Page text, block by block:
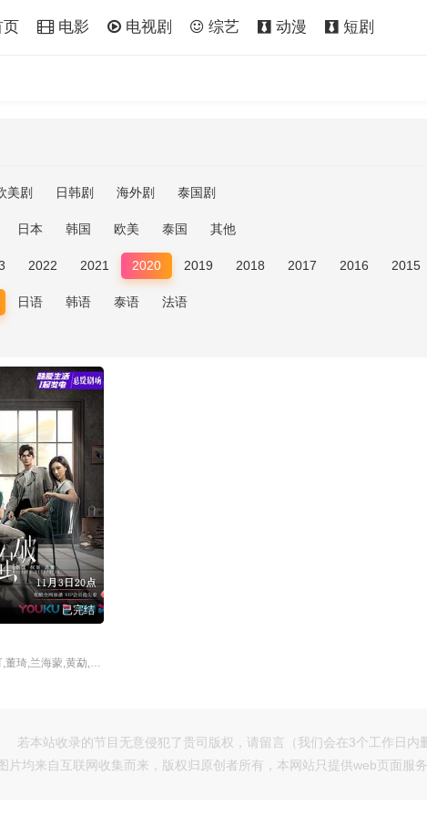
页 电影 电视剧 综艺 动漫 短剧
美剧 日韩剧 海外剧 泰国剧
日本 韩国 欧美 泰国 其他
2022 2021 2020 2019 2018 2017 2016 2015
日语 韩语 泰语 法语
已完结
张耀,楚月,马可,董琦,兰海蒙,黄勐,杨诚诚,扈天翼,梁志港,丁嘉丽,陶红,邢岷山,霍青,马跃
若本站收录的节目无意侵犯了贵司版权，请留言（我们会在3个工作日内
片均来自互联网收集而来，版权归原创者所有，本网站只提供web页面服